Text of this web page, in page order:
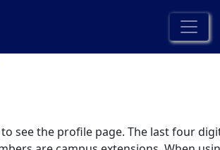
to see the profile page. The last four